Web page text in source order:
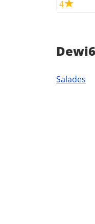
4
Salades